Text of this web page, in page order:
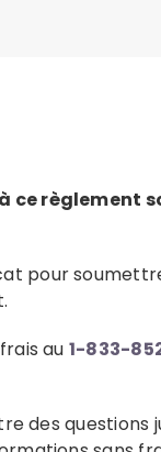
ce règlement
pour
au 1-833-
des questions